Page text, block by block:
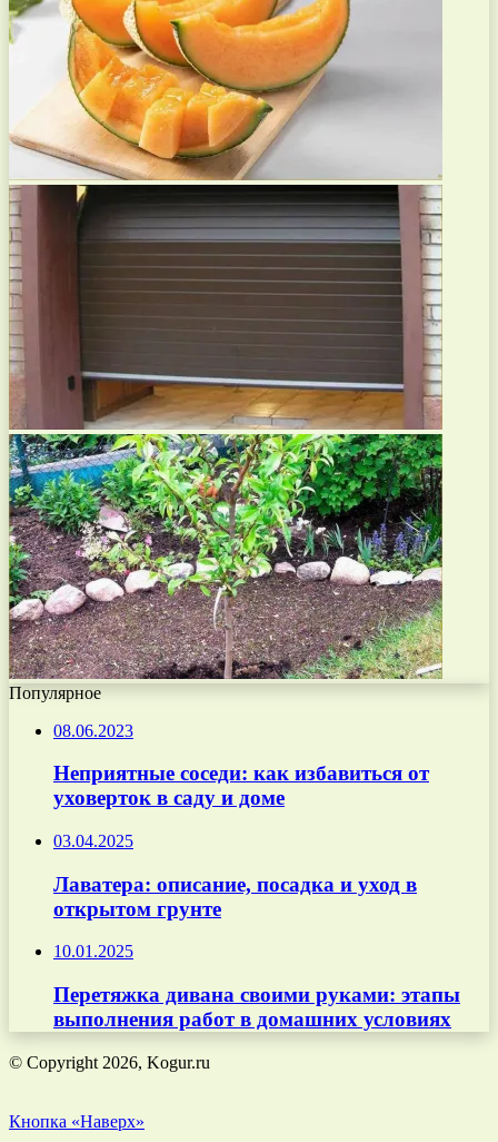
Популярное
08.06.2023
Неприятные соседи: как избавиться от
уховерток в саду и доме
03.04.2025
Лаватера: описание, посадка и уход в
открытом грунте
10.01.2025
Перетяжка дивана своими руками: этапы
выполнения работ в домашних условиях
© Copyright 2026, Kogur.ru
Кнопка «Наверх»